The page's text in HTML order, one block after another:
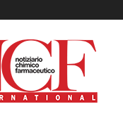
NCF
International